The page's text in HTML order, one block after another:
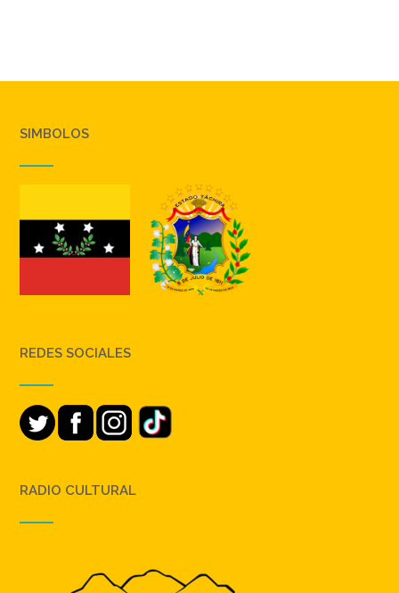
SIMBOLOS
REDES SOCIALES
RADIO CULTURAL